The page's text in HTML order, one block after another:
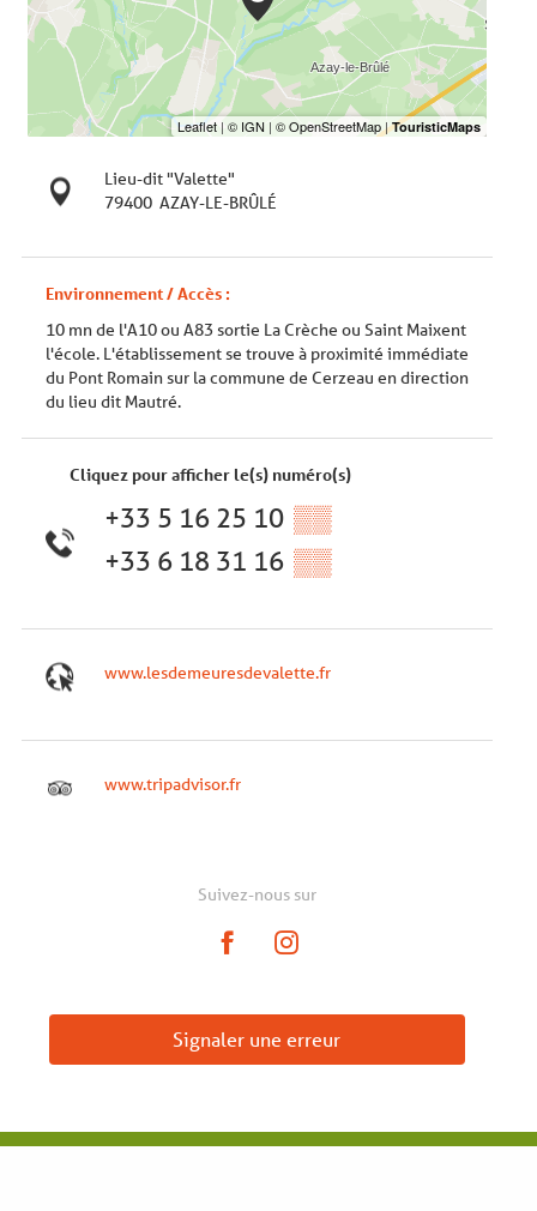
Lieu-dit "Valette"
79400 AZAY-LE-BRÛLÉ
Environnement / Accès :
10 mn de l'A10 ou A83 sortie La Crèche ou Saint Maixent
l'école. L'établissement se trouve à proximité immédiate
du Pont Romain sur la commune de Cerzeau en direction
du lieu dit Mautré.
Cliquez pour afficher le(s) numéro(s)
+33 5 16 25 10 ▒▒
+33 6 18 31 16 ▒▒
www.lesdemeuresdevalette.fr
www.tripadvisor.fr
Suivez-nous sur
Signaler une erreur